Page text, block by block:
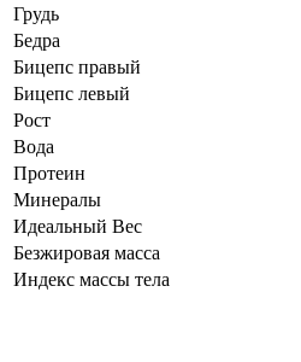
Грудь
Бедра
Бицепс правый
Бицепс левый
Рост
Вода
Протеин
Минералы
Идеальный Вес
Безжировая масса
Индекс массы тела